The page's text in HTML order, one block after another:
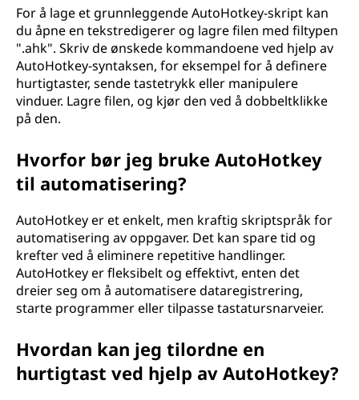
For å lage et grunnleggende AutoHotkey-skript kan
du åpne en tekstredigerer og lagre filen med filtypen
".ahk". Skriv de ønskede kommandoene ved hjelp av
AutoHotkey-syntaksen, for eksempel for å definere
hurtigtaster, sende tastetrykk eller manipulere
vinduer. Lagre filen, og kjør den ved å dobbeltklikke
på den.
Hvorfor bør jeg bruke AutoHotkey
til automatisering?
AutoHotkey er et enkelt, men kraftig skriptspråk for
automatisering av oppgaver. Det kan spare tid og
krefter ved å eliminere repetitive handlinger.
AutoHotkey er fleksibelt og effektivt, enten det
dreier seg om å automatisere dataregistrering,
starte programmer eller tilpasse tastatursnarveier.
Hvordan kan jeg tilordne en
hurtigtast ved hjelp av AutoHotkey?